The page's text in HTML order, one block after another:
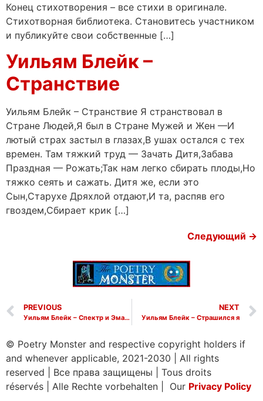
Конец стихотворения – все стихи в оригинале.
Стихотворная библиотека. Становитесь участником
и публикуйте свои собственные […]
Уильям Блейк –
Странствие
Уильям Блейк – Странствие Я странствовал в
Стране Людей,Я был в Стране Мужей и Жен —И
лютый страх застыл в глазах,В ушах остался с тех
времен. Там тяжкий труд — Зачать Дитя,Забава
Праздная — Рожать;Так нам легко сбирать плоды,Но
тяжко сеять и сажать. Дитя же, если это
Сын,Старухе Дряхлой отдают,И та, распяв его
гвоздем,Сбирает крик […]
Следующий →
PREVIOUS
Уильям Блейк – Спектр и Эманация
NEXT
Уильям Блейк – Страшился я
© Poetry Monster and respective copyright holders if
and whenever applicable, 2021-2030
All rights
reserved
Все права защищены
Tous droits
réservés
Alle Rechte vorbehalten | Our Privacy Policy